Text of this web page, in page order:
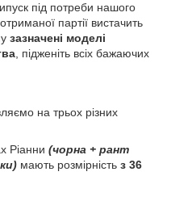
під потреби нашого
партії вистачить
зазначені моделі
, підженіть всіх бажаючих
на трьох різних
Ріанни (чорна + рант
мають розмірність з 36